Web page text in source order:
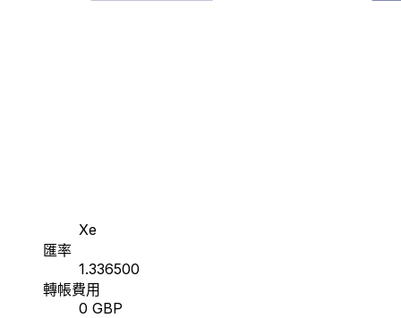
Xe
匯率
1.336500
轉帳費用
0 GBP